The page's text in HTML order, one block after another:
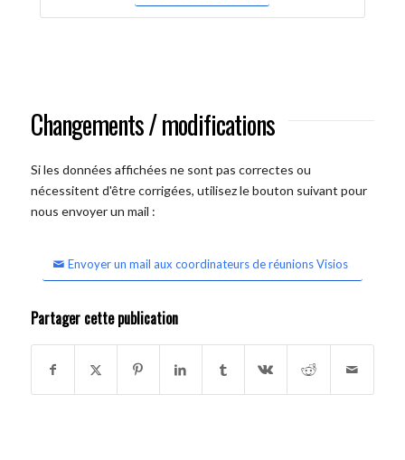
Changements / modifications
Si les données affichées ne sont pas correctes ou
nécessitent d'être corrigées, utilisez le bouton suivant pour
nous envoyer un mail :
Envoyer un mail aux coordinateurs de réunions Visios
Partager cette publication